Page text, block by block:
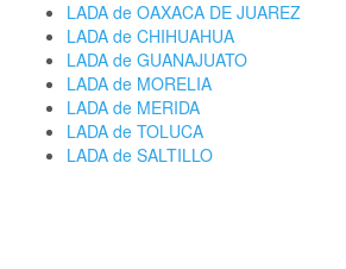
LADA de OAXACA DE JUAREZ
LADA de CHIHUAHUA
LADA de GUANAJUATO
LADA de MORELIA
LADA de MERIDA
LADA de TOLUCA
LADA de SALTILLO